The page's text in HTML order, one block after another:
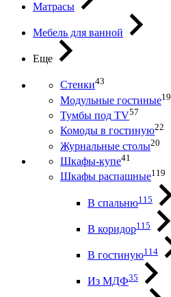
Матрасы
Мебель для ванной
Еще
Стенки43
Модульные гостиные19
Тумбы под ТV57
Комоды в гостиную22
Журнальные столы20
Шкафы-купе41
Шкафы распашные119
В спальню115
В коридор115
В гостиную114
Из МДФ35